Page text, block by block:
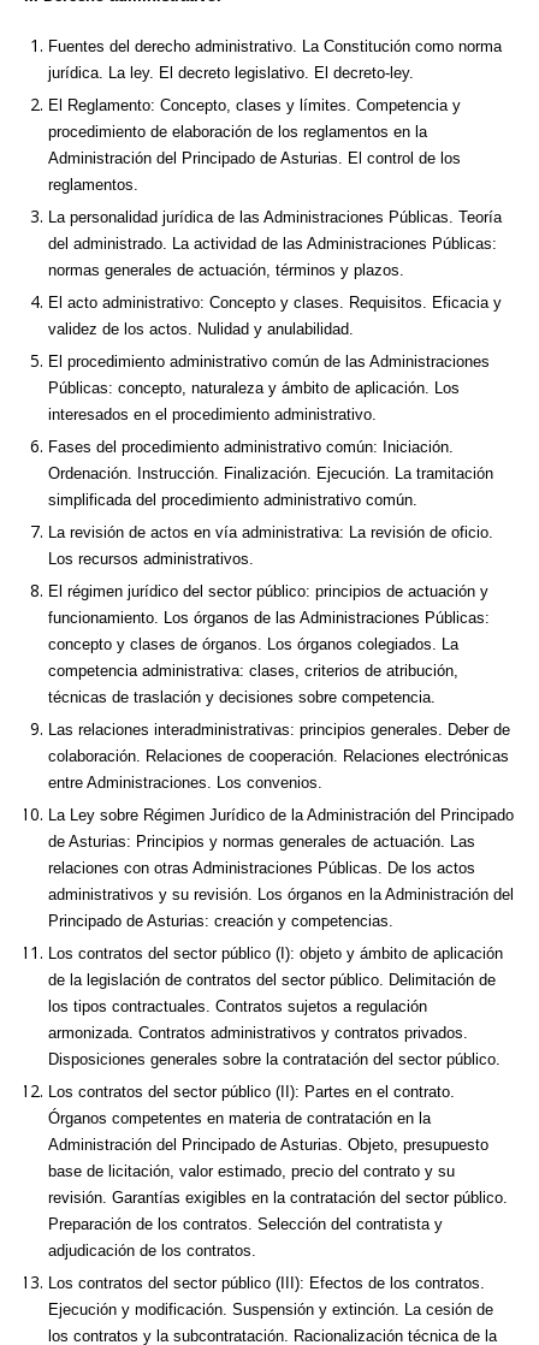
Fuentes del derecho administrativo. La Constitución como norma
jurídica. La ley. El decreto legislativo. El decreto-ley.
El Reglamento: Concepto, clases y límites. Competencia y
procedimiento de elaboración de los reglamentos en la
Administración del Principado de Asturias. El control de los
reglamentos.
La personalidad jurídica de las Administraciones Públicas. Teoría
del administrado. La actividad de las Administraciones Públicas:
normas generales de actuación, términos y plazos.
El acto administrativo: Concepto y clases. Requisitos. Eficacia y
validez de los actos. Nulidad y anulabilidad.
El procedimiento administrativo común de las Administraciones
Públicas: concepto, naturaleza y ámbito de aplicación. Los
interesados en el procedimiento administrativo.
Fases del procedimiento administrativo común: Iniciación.
Ordenación. Instrucción. Finalización. Ejecución. La tramitación
simplificada del procedimiento administrativo común.
La revisión de actos en vía administrativa: La revisión de oficio.
Los recursos administrativos.
El régimen jurídico del sector público: principios de actuación y
funcionamiento. Los órganos de las Administraciones Públicas:
concepto y clases de órganos. Los órganos colegiados. La
competencia administrativa: clases, criterios de atribución,
técnicas de traslación y decisiones sobre competencia.
Las relaciones interadministrativas: principios generales. Deber de
colaboración. Relaciones de cooperación. Relaciones electrónicas
entre Administraciones. Los convenios.
La Ley sobre Régimen Jurídico de la Administración del Principado
de Asturias: Principios y normas generales de actuación. Las
relaciones con otras Administraciones Públicas. De los actos
administrativos y su revisión. Los órganos en la Administración del
Principado de Asturias: creación y competencias.
Los contratos del sector público (I): objeto y ámbito de aplicación
de la legislación de contratos del sector público. Delimitación de
los tipos contractuales. Contratos sujetos a regulación
armonizada. Contratos administrativos y contratos privados.
Disposiciones generales sobre la contratación del sector público.
Los contratos del sector público (II): Partes en el contrato.
Órganos competentes en materia de contratación en la
Administración del Principado de Asturias. Objeto, presupuesto
base de licitación, valor estimado, precio del contrato y su
revisión. Garantías exigibles en la contratación del sector público.
Preparación de los contratos. Selección del contratista y
adjudicación de los contratos.
Los contratos del sector público (III): Efectos de los contratos.
Ejecución y modificación. Suspensión y extinción. La cesión de
los contratos y la subcontratación. Racionalización técnica de la